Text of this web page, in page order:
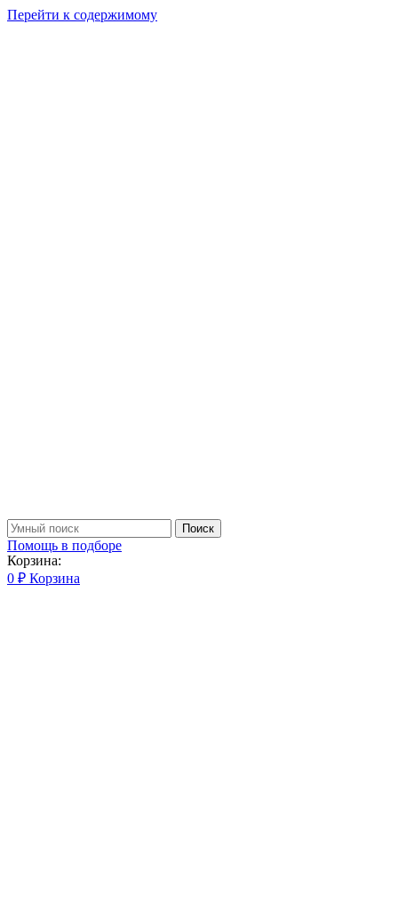
Перейти к содержимому
Поиск
Помощь в подборе
Корзина:
0 ₽ Корзина